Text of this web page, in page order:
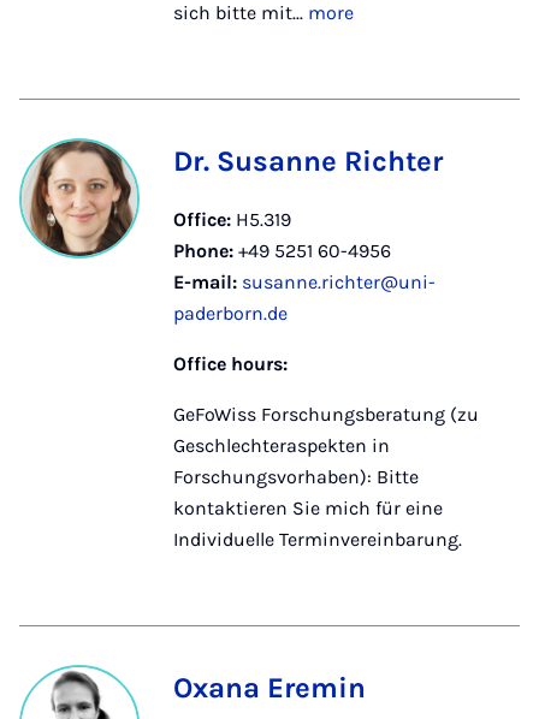
sich bitte mit... more
Dr. Susanne Richter
Office: H5.319
Phone: +49 5251 60-4956
E-mail: susanne.richter@uni-
paderborn.de
Office hours:
GeFoWiss Forschungsberatung (zu
Geschlechteraspekten in
Forschungsvorhaben): Bitte
kontaktieren Sie mich für eine
Individuelle Terminvereinbarung.
Oxana Eremin